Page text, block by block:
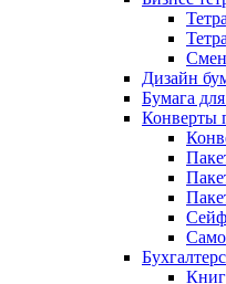
Дизайн
Бумага
Конверты